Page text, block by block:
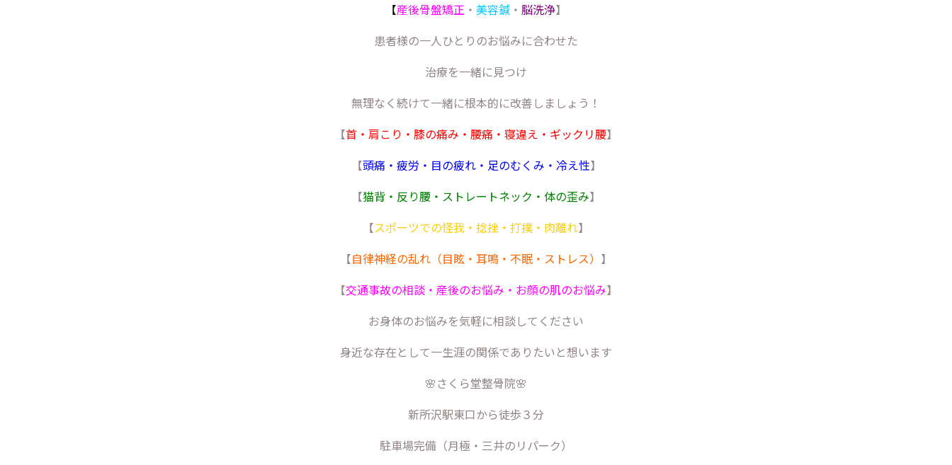
【産後骨盤矯正 ・ 美容鍼 ・ 脳洗浄】
患者様の一人ひとりのお悩みに合わせた
治療を一緒に見つけ
無理なく続けて一緒に根本的に改善しましょう！
【首・肩こり・膝の痛み・腰痛・寝違え・ギックリ腰】
【頭痛・疲労・目の疲れ・足のむくみ・冷え性】
【猫背・反り腰・ストレートネック・体の歪み】
【スポーツでの怪我・捻挫・打撲・肉離れ】
【自律神経の乱れ（目眩・耳鳴・不眠・ストレス） 】
【交通事故の相談・産後のお悩み・お顔の肌のお悩み】
お身体のお悩みを気軽に相談してください
身近な存在として一生涯の関係でありたいと想います
🌸さくら堂整骨院🌸
新所沢駅東口から徒歩３分
駐車場完備（月極・三井のリパーク）